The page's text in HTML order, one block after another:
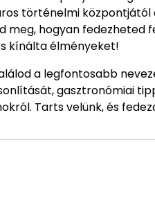
történelmi
hogyan fedezheted
kínálta élményeket!
a legfontosabb
gasztronómiai
Tarts velünk, és